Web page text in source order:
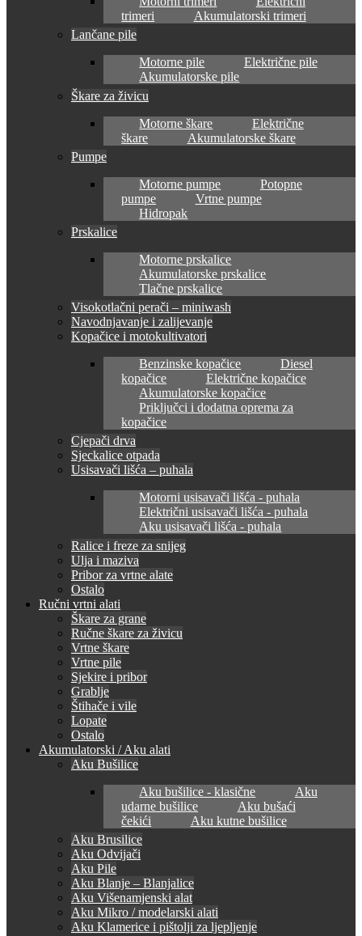
trimeri
Akumulatorski trimeri
Lančane pile
Motorne pile
Električne pile
Akumulatorske pile
Škare za živicu
Motorne škare
Električne
škare
Akumulatorske škare
Pumpe
Motorne pumpe
Potopne
pumpe
Vrtne pumpe
Hidropak
Prskalice
Motorne prskalice
Akumulatorske prskalice
Tlačne prskalice
Visokotlačni perači – miniwash
Navodnjavanje i zalijevanje
Kopačice i motokultivatori
Benzinske kopačice
Diesel
kopačice
Električne kopačice
Akumulatorske kopačice
Priključci i dodatna oprema za
kopačice
Cjepači drva
Sjeckalice otpada
Usisavači lišća – puhala
Motorni usisavači lišća - puhala
Električni usisavači lišća - puhala
Aku usisavači lišća - puhala
Ralice i freze za snijeg
Ulja i maziva
Pribor za vrtne alate
Ostalo
Ručni vrtni alati
Škare za grane
Ručne škare za živicu
Vrtne škare
Vrtne pile
Sjekire i pribor
Grablje
Štihače i vile
Lopate
Ostalo
Akumulatorski / Aku alati
Aku Bušilice
Aku bušilice - klasične
Aku
udarne bušilice
Aku bušaći
čekići
Aku kutne bušilice
Aku Brusilice
Aku Odvijači
Aku Pile
Aku Blanje – Blanjalice
Aku Višenamjenski alat
Aku Mikro / modelarski alati
Aku Klamerice i pištolji za ljepljenje